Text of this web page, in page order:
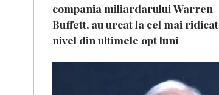
compania miliardarului Warren
Buffett, au urcat la cel mai ridicat
nivel din ultimele opt luni